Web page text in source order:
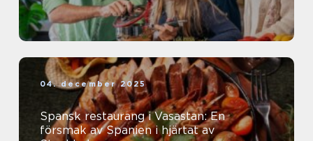
04. december 2025
Spansk restaurang i Vasastan: En
försmak av Spanien i hjärtat av